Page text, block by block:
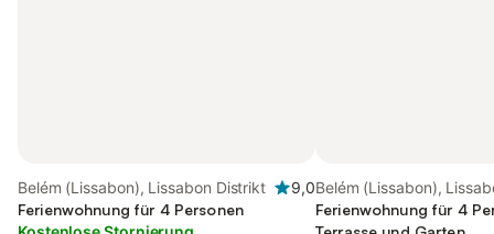
Belém (Lissabon), Lissabon Distrikt
9,0
Ferienwohnung für 4 Personen
Belém (Lissabon),
Ferienwohnung für 4